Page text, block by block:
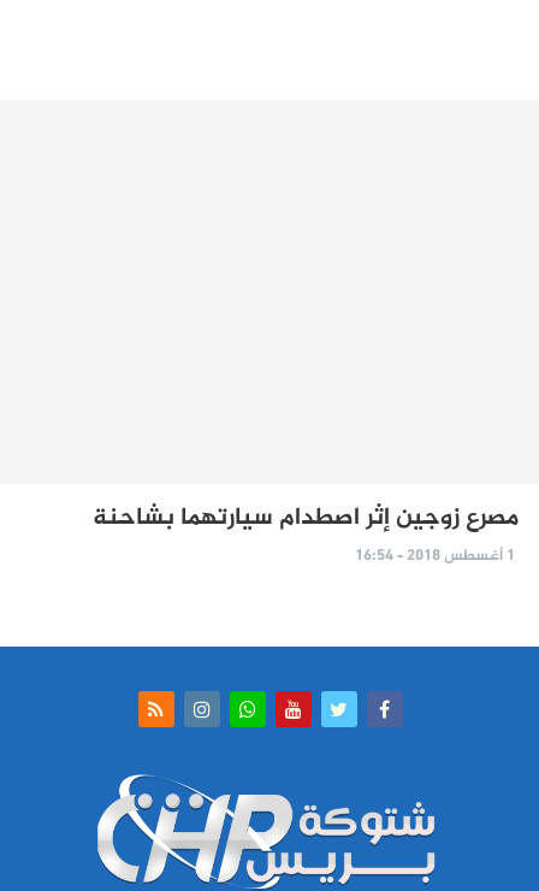
مصرع زوجين إثر اصطدام سيارتهما بشاحنة
1 أغسطس 2018 - 16:54